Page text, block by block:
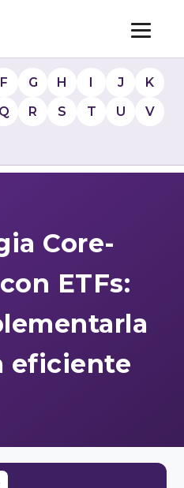
F G H I J
K
Q R S T U
V
Core-
ETFs:
eficiente